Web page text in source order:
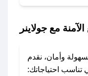
2. الصقه في خانة الدفع عند التسوق من جولاينر.
### ماذا أفعل إذا لم يعمل كود الخصم؟
الإلكتروني،
أسرع وقت ممكن.
مع جولاينر
وأمان، نقدم
تناسب احتياجاتك: